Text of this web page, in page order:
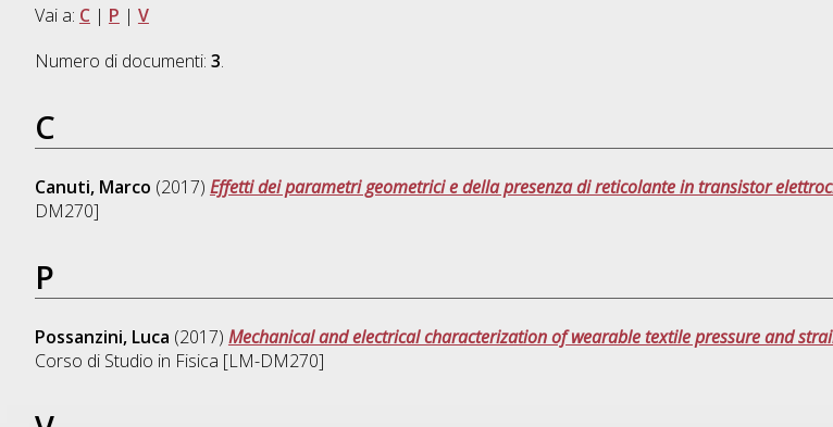
Vai a: C| P | V
Numero di documenti: 3.
C
Canuti, Marco (2017) Effetti dei parametri geometrici e della presenza di reticolante in transistor
DM270]
P
Possanzini, Luca (2017) Mechanical and electrical characterization of wearable textile pressure and
Corso di Studio in Fisica [LM-DM270]